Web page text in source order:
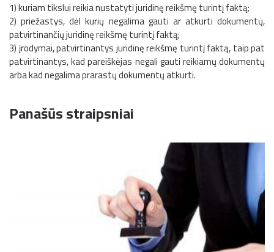
1) kuriam tikslui reikia nustatyti juridinę reikšmę turintį faktą;
2) priežastys, dėl kurių negalima gauti ar atkurti dokumentų,
patvirtinančių juridinę reikšmę turintį faktą;
3) įrodymai, patvirtinantys juridinę reikšmę turintį faktą, taip pat
patvirtinantys, kad pareiškėjas negali gauti reikiamų dokumentų
arba kad negalima prarastų dokumentų atkurti.
Panašūs straipsniai